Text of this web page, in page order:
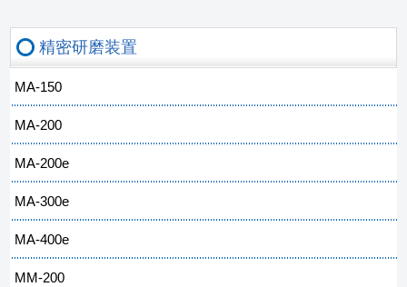
精密研磨装置
MA-150
MA-200
MA-200e
MA-300e
MA-400e
MM-200